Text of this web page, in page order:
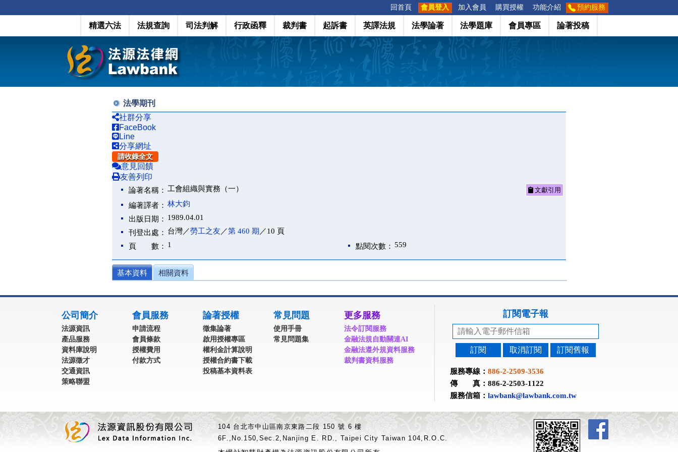
回首頁 會員登入 加入會員 購買授權 功能介紹 預約服務
精選六法 法規查詢 司法判解 行政函釋 裁判書 起訴書 英譯法規 法學論著 法學題庫 會員專區 論著投稿
法學期刊
社群分享
FaceBook
Line
分享網址
請收錄全文
意見回饋
友善列印
論著名稱： 工會組織與實務（一） 文獻引用
編著譯者： 林大鈞
出版日期： 1989.04.01
刊登出處： 台灣／勞工之友／第 460 期 ／10 頁
頁 數： 1 點閱次數： 559
基本資料 相關資料
公司簡介
法源資訊
產品服務
資料庫說明
法源徵才
交通資訊
策略聯盟
會員服務
申請流程
會員條款
授權費用
付款方式
論著授權
徵集論著
啟用授權專區
權利金計算說明
授權合約書下載
投稿基本資料表
常見問題
使用手冊
常見問題集
更多服務
法令訂閱服務
金融法規自動關連AI
金融法遵外規資料服務
裁判書資料服務
訂閱電子報
訂閱 取消訂閱 訂閱舊報
服務專線： 886-2-2509-3536
傳 真：886-2-2503-1122
服務信箱： lawbank@lawbank.com.tw
104 台北市中山區南京東路二段 150 號 6 樓
6F.,No.150,Sec.2,Nanjing E. RD., Taipei City Taiwan 104,R.O.C.